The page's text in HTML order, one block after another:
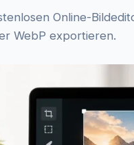
Online-
WebP exportieren.